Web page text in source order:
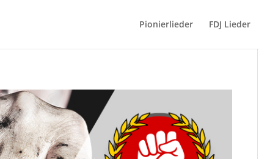
Pionierlieder FDJ Lieder